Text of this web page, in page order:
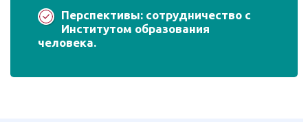
Перспективы: сотрудничество с
Институтом образования
человека.